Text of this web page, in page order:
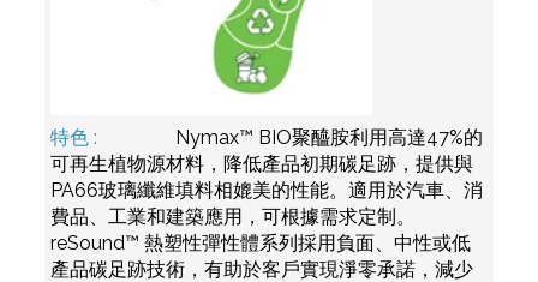
Nymax™ BIO聚醯胺利用高達47%的
可再生植物源材料，降低產品初期碳足跡，提供與
PA66玻璃纖維填料相媲美的性能。適用於汽車、消
費品、工業和建築應用，可根據需求定制。
reSound™ 熱塑性彈性體系列採用負面、中性或低
產品碳足跡技術，有助於客戶實現淨零承諾，減少